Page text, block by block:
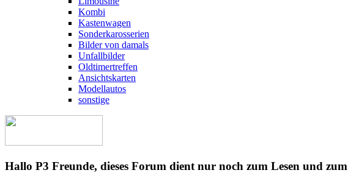
Kombi
Kastenwagen
Sonderkarosserien
Bilder von damals
Unfallbilder
Oldtimertreffen
Ansichtskarten
Modellautos
sonstige
Hallo P3 Freunde, dieses Forum dient nur noch zum Lesen und